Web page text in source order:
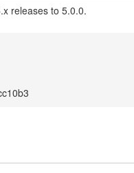
releases to 5.0.0.